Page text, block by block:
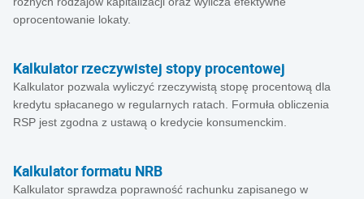
oprocentowanie lokaty.
Kalkulator rzeczywistej stopy procentowej
Kalkulator pozwala wyliczyć rzeczywistą stopę procentową dla
kredytu spłacanego w regularnych ratach. Formuła obliczenia
RSP jest zgodna z ustawą o kredycie konsumenckim.
Kalkulator formatu NRB
Kalkulator sprawdza poprawność rachunku zapisanego w